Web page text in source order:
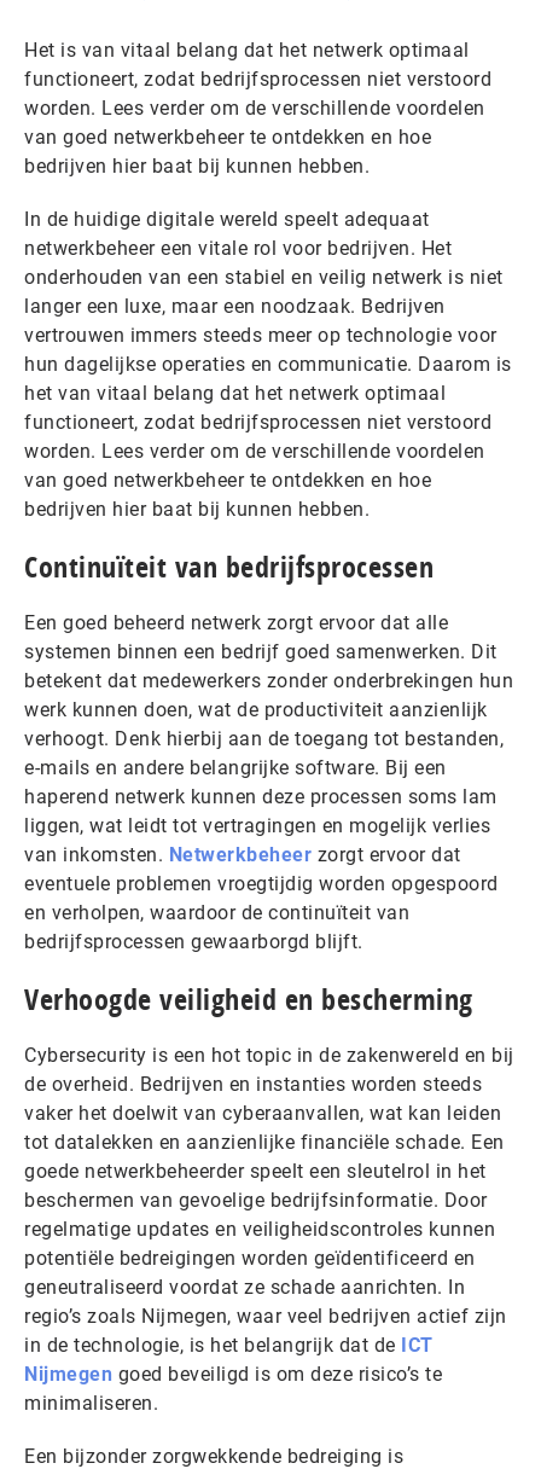
Het is van vitaal belang dat het netwerk optimaal
functioneert, zodat bedrijfsprocessen niet verstoord
worden. Lees verder om de verschillende voordelen
van goed netwerkbeheer te ontdekken en hoe
bedrijven hier baat bij kunnen hebben.
In de huidige digitale wereld speelt adequaat
netwerkbeheer een vitale rol voor bedrijven. Het
onderhouden van een stabiel en veilig netwerk is niet
langer een luxe, maar een noodzaak. Bedrijven
vertrouwen immers steeds meer op technologie voor
hun dagelijkse operaties en communicatie. Daarom is
het van vitaal belang dat het netwerk optimaal
functioneert, zodat bedrijfsprocessen niet verstoord
worden. Lees verder om de verschillende voordelen
van goed netwerkbeheer te ontdekken en hoe
bedrijven hier baat bij kunnen hebben.
Continuïteit van bedrijfsprocessen
Een goed beheerd netwerk zorgt ervoor dat alle
systemen binnen een bedrijf goed samenwerken. Dit
betekent dat medewerkers zonder onderbrekingen hun
werk kunnen doen, wat de productiviteit aanzienlijk
verhoogt. Denk hierbij aan de toegang tot bestanden,
e-mails en andere belangrijke software. Bij een
haperend netwerk kunnen deze processen soms lam
liggen, wat leidt tot vertragingen en mogelijk verlies
van inkomsten. Netwerkbeheer zorgt ervoor dat
eventuele problemen vroegtijdig worden opgespoord
en verholpen, waardoor de continuïteit van
bedrijfsprocessen gewaarborgd blijft.
Verhoogde veiligheid en bescherming
Cybersecurity is een hot topic in de zakenwereld en bij
de overheid. Bedrijven en instanties worden steeds
vaker het doelwit van cyberaanvallen, wat kan leiden
tot datalekken en aanzienlijke financiële schade. Een
goede netwerkbeheerder speelt een sleutelrol in het
beschermen van gevoelige bedrijfsinformatie. Door
regelmatige updates en veiligheidscontroles kunnen
potentiële bedreigingen worden geïdentificeerd en
geneutraliseerd voordat ze schade aanrichten. In
regio’s zoals Nijmegen, waar veel bedrijven actief zijn
in de technologie, is het belangrijk dat de ICT
Nijmegen goed beveiligd is om deze risico’s te
minimaliseren.
Een bijzonder zorgwekkende bedreiging is